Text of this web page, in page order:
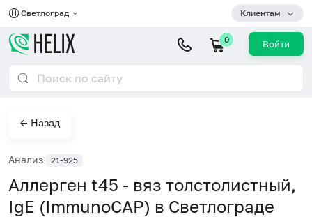
Светлоград Клиентам
0 Войти
← Назад
Анализ 21-925
Аллерген t45 - вяз толстолистный,
IgE (ImmunoCAP) в Светлограде